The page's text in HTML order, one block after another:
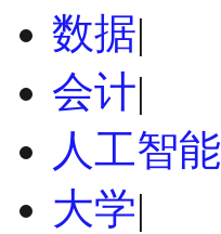
数据|
会计|
人工智能
大学|